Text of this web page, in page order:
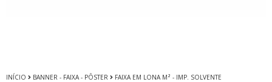
INÍCIO BANNER - FAIXA - PÔSTER FAIXA EM LONA M² - IMP. SOLVENTE